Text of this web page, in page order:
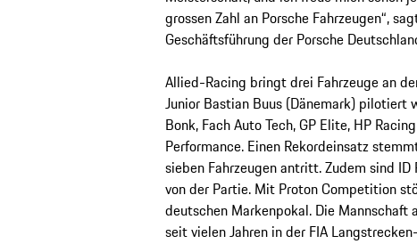
grossen Zahl an Porsche Fahrzeugen“,
Geschäftsführung der Porsche
Allied-Racing bringt drei Fahrzeuge an
Junior Bastian Buus (Dänemark) pilotiert
Bonk, Fach Auto Tech, GP Elite, HP
Performance. Einen Rekordeinsatz
sieben Fahrzeugen antritt. Zudem sind
von der Partie. Mit Proton Competition
deutschen Markenpokal. Die
seit vielen Jahren in der FIA